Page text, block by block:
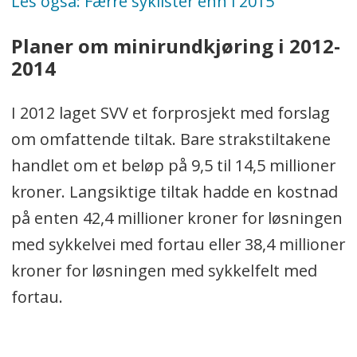
Planer om minirundkjøring i 2012-
2014
I 2012 laget SVV et forprosjekt med forslag
om omfattende tiltak. Bare strakstiltakene
handlet om et beløp på 9,5 til 14,5 millioner
kroner. Langsiktige tiltak hadde en kostnad
på enten 42,4 millioner kroner for løsningen
med sykkelvei med fortau eller 38,4 millioner
kroner for løsningen med sykkelfelt med
fortau.